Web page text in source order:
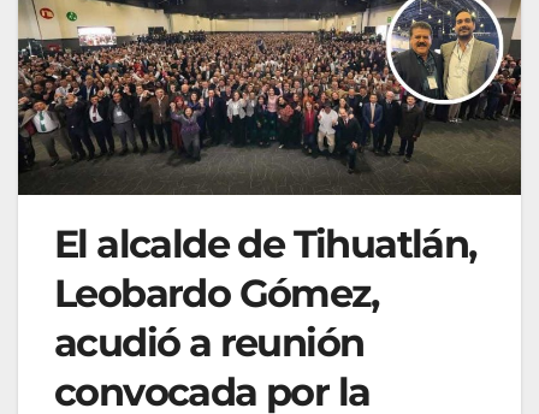
El alcalde de Tihuatlán,
Leobardo Gómez,
acudió a reunión
convocada por la